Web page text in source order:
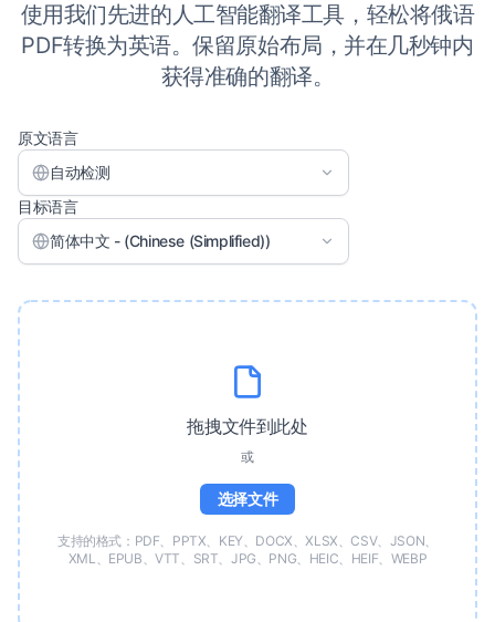
使用我们先进的人工智能翻译工具，轻松将俄语
PDF转换为英语。保留原始布局，并在几秒钟内
获得准确的翻译。
原文语言
自动检测
目标语言
简体中文 - (Chinese (Simplified))
拖拽文件到此处
或
选择文件
支持的格式：PDF、PPTX、KEY、DOCX、XLSX、CSV、JSON、
XML、EPUB、VTT、SRT、JPG、PNG、HEIC、HEIF、WEBP